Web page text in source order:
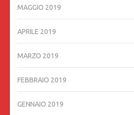
MAGGIO 2019
APRILE 2019
MARZO 2019
FEBBRAIO 2019
GENNAIO 2019